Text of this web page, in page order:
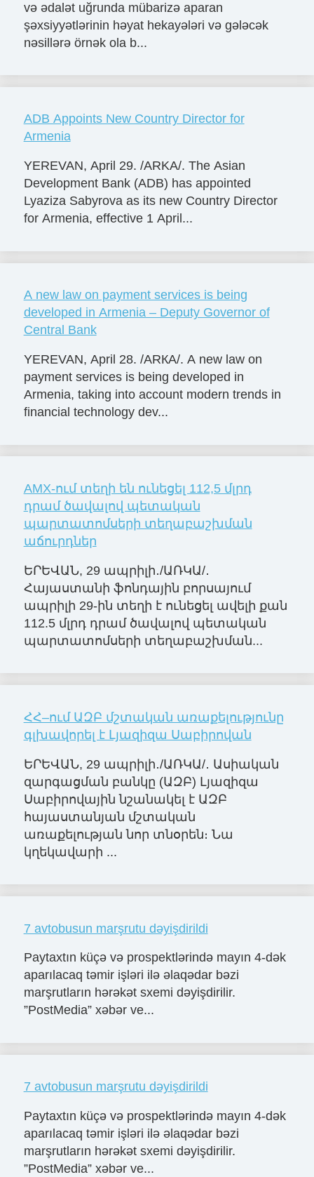
və ədalət uğrunda mübarizə aparan
şəxsiyyətlərinin həyat hekayələri və gələcək
nəsillərə örnək ola b...
ADB Appoints New Country Director for
Armenia
YEREVAN, April 29. /ARKA/. The Asian
Development Bank (ADB) has appointed
Lyaziza Sabyrova as its new Country Director
for Armenia, effective 1 April...
A new law on payment services is being
developed in Armenia – Deputy Governor of
Central Bank
YEREVAN, April 28. /ARКА/. A new law on
payment services is being developed in
Armenia, taking into account modern trends in
financial technology dev...
AMX-ում տեղի են ունեցել 112,5 մլրդ
դրամ ծավալով պետական
պարտատոմսերի տեղաբաշխման
աճուրդներ
ԵՐԵՎԱՆ, 29 ապրիլի․/ԱՌԿԱ/․
Հայաստանի ֆոնդային բորսայում
ապրիլի 29-ին տեղի է ունեցել ավելի քան
112.5 մլրդ դրամ ծավալով պետական
պարտատոմսերի տեղաբաշխման...
ՀՀ–ում ԱԶԲ մշտական առաքելությունը
գլխավորել է Լյազիզա Սաբիրովան
ԵՐԵՎԱՆ, 29 ապրիլի․/ԱՌԿԱ/․ Ասիական
զարգացման բանկը (ԱԶԲ) Լյազիզա
Սաբիրովային նշանակել է ԱԶԲ
հայաստանյան մշտական
առաքելության նոր տնօրեն։ Նա
կղեկավարի ...
7 avtobusun marşrutu dəyişdirildi
Paytaxtın küçə və prospektlərində mayın 4-dək
aparılacaq təmir işləri ilə əlaqədar bəzi
marşrutların hərəkət sxemi dəyişdirilir.
”PostMedia” xəbər ve...
7 avtobusun marşrutu dəyişdirildi
Paytaxtın küçə və prospektlərində mayın 4-dək
aparılacaq təmir işləri ilə əlaqədar bəzi
marşrutların hərəkət sxemi dəyişdirilir.
”PostMedia” xəbər ve...